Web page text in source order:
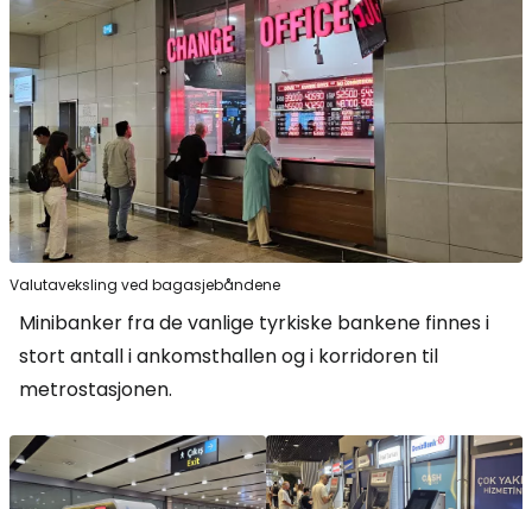
Valutaveksling ved bagasjebåndene
Minibanker fra de vanlige tyrkiske bankene finnes i
stort antall i ankomsthallen og i korridoren til
metrostasjonen.